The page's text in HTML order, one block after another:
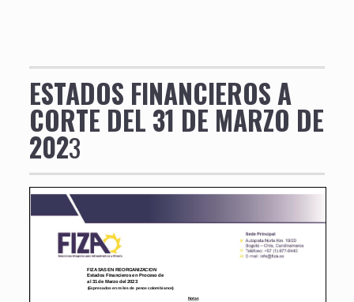
ESTADOS FINANCIEROS A
CORTE DEL 31 DE MARZO DE
2023